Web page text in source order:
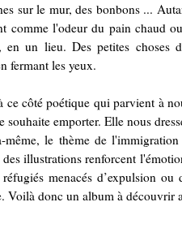
sur le mur, des bonbons ...
comme l'odeur du pain chaud
en un lieu. Des petites choses
fermant les yeux.
côté poétique qui parvient à
souhaite emporter. Elle nous
même, le thème de
illustrations renforcent
menacés d’expulsion ou
Voilà donc un album à découvrir